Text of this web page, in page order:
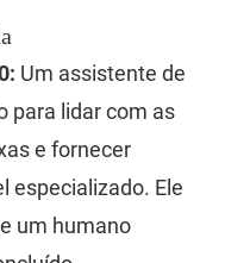
Um assistente de
para lidar com as
e fornecer
especializado. Ele
um humano